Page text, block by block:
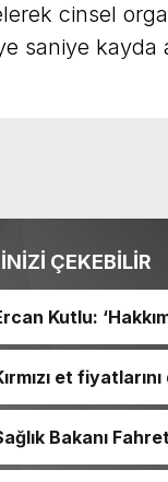
cinsel
saniye kayda
ÇEKEBİLİR
Kutlu:
et
Bakanı